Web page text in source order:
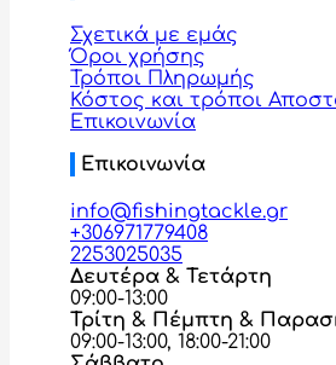
Σχετικά με εμάς
Όροι χρήσης
Τρόποι Πληρωμής
Κόστος και τρόποι
Επικοινωνία
Επικοινωνία
info@fishingtackle.gr
+306971779408
2253025035
Δευτέρα & Τετάρτη
09:00-13:00
Τρίτη & Πέμπτη &
09:00-13:00, 18:00-21:00